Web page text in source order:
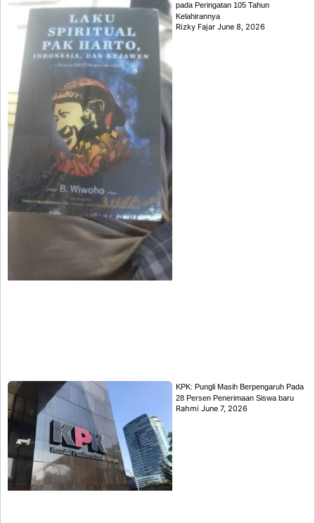
pada Peringatan 105 Tahun
Kelahirannya
Rizky FajarJune 8, 2026
KPK: Pungli Masih Berpengaruh Pada
28 Persen Penerimaan Siswa baru
RahmiJune 7, 2026